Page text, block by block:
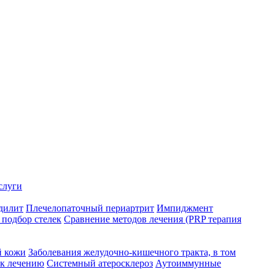
Плечелопаточный периартрит Импиджмент
стелек Сравнение методов лечения (PRP терапия
кожи Заболевания желудочно-кишечного тракта, в том
лечению Системный атеросклероз Аутоиммунные